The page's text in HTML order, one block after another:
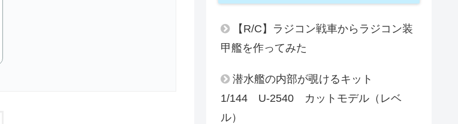
【R/C】ラジコン戦車からラジコン装
甲艦を作ってみた
潜水艦の内部が覗けるキット
1/144 U-2540 カットモデル（レベ
ル）